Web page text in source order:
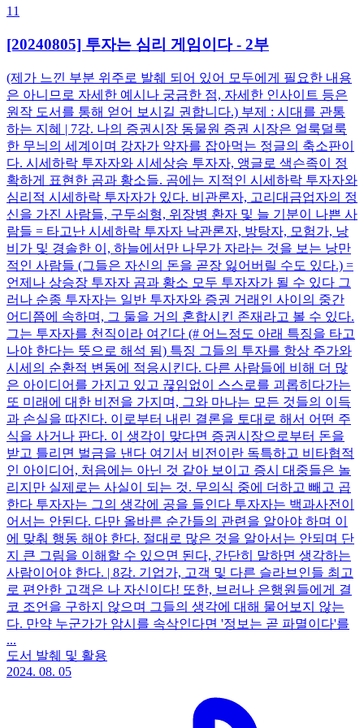
11
[20240805] 투자는 심리 게임이다 - 2부
(제가 느낀 부분 위주로 발췌 되어 있어 모두에게 필요한 내용
은 아니므로 자세한 예시나 궁금한 점, 자세한 인사이트 등은
원작 도서를 통해 얻어 보시길 권합니다.) 부제 : 시대를 관통
하는 지혜 | 7강. 나의 증권시장 동물원 증권 시장은 얼룩덜룩
한 무늬의 세계이며 강자가 약자를 잡아먹는 정글의 축소판이
다. 시세하락 투자자와 시세상승 투자자, 앵글로 색슨족이 정
확하게 표현한 곰과 황소들. 곰에는 지적인 시세하락 투자자와
심리적 시세하락 투자자가 있다. 비관론자, 고리대금업자의 정
신을 가진 사람들, 구두쇠형, 위장병 환자 및 늘 기분이 나쁜 사
람들 = 타고난 시세하락 투자자 낙관론자, 방탕자, 모험가, 낭
비가 및 경솔한 이, 하늘에서만 나무가 자라는 것을 보는 낭만
적인 사람들 (그들은 자신의 돈을 곧장 잃어버릴 수도 있다.) =
언제나 상승장 투자자 곰과 황소 모두 투자자가 될 수 있다 그
러나 순종 투자자는 일반 투자자와 증권 거래인 사이의 중간
어디쯤에 속하며, 그 둘을 거의 혼합시킨 존재라고 볼 수 있다.
그는 투자자를 천직이라 여긴다 (# 어느정도 아래 특징을 타고
나야 한다는 뜻으로 해석 됨) 특징 그들의 투자를 항상 주가와
시세의 순환적 변동에 적응시킨다. 다른 사람들에 비해 더 많
은 아이디어를 가지고 있고 끊임없이 스스로를 괴롭히다가는
또 미래에 대한 비전을 가지며, 그와 마나는 모든 것들의 이득
과 손실을 따진다. 이로부터 내린 결론을 토대로 해서 어떤 주
식을 사거나 판다. 이 생각이 맞다면 증권시장으로부터 돈을
받고 틀리면 벌금을 낸다 여기서 비전이란 독특하고 비타협적
인 아이디어, 처음에는 아닌 것 같아 보이고 증시 대중들은 놀
리지만 실제로는 사실이 되는 것. 무의식 중에 더하고 빼고 곱
한다 투자자는 그의 생각에 공을 들인다 투자자는 백과사전이
어서는 안된다. 다만 올바른 순간들의 관련을 알아야 하며 이
에 맞춰 행동 해야 한다. 절대로 많은 것을 알아서는 안되며 단
지 큰 그림을 이해할 수 있으면 된다, 간단히 말하면 생각하는
사람이어야 한다. | 8강. 기업가, 고객 및 다른 슬라브인들 최고
로 편안한 고객은 나 자신이다! 또한, 브러나 은행원들에게 결
코 조언을 구하지 않으며 그들의 생각에 대해 물어보지 않는
다. 만약 누군가가 암시를 속삭인다면 '정보는 곧 파멸이다'를
...
도서 발췌 및 활용
2024. 08. 05